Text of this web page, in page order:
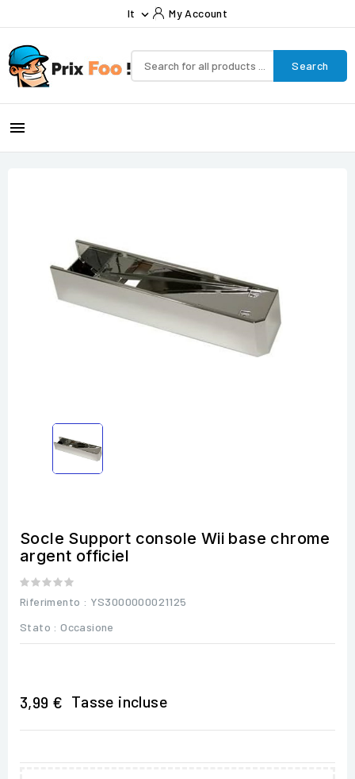
It  My Account
Search

Socle Support console Wii base chrome
argent officiel
Riferimento : YS3000000021125
Stato : Occasione
3,99 € Tasse incluse